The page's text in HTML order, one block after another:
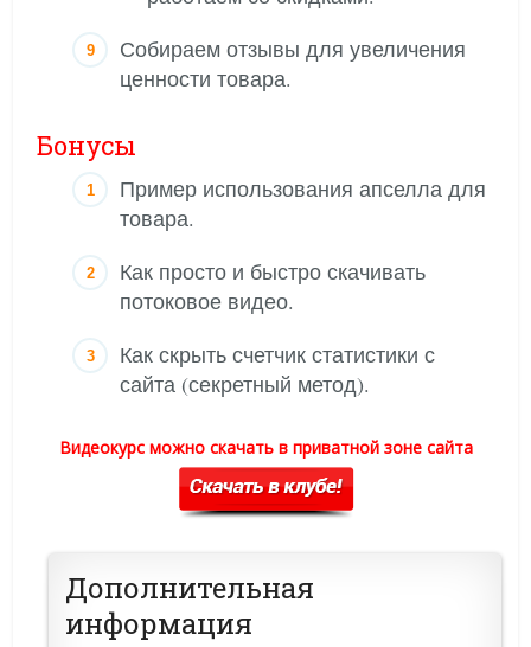
Собираем отзывы для увеличения
ценности товара.
Бонусы
Пример использования апселла для
товара.
Как просто и быстро скачивать
потоковое видео.
Как скрыть счетчик статистики с
сайта (секретный метод).
Видеокурс можно скачать в приватной зоне сайта
Дополнительная
информация